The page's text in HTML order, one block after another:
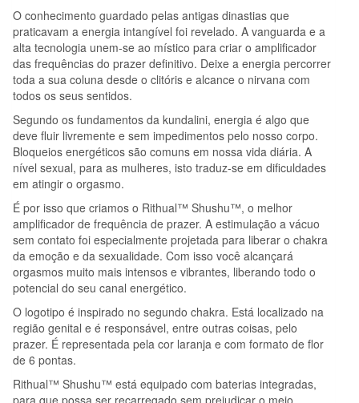
O conhecimento guardado pelas antigas dinastias que
praticavam a energia intangível foi revelado. A vanguarda e a
alta tecnologia unem-se ao místico para criar o amplificador
das frequências do prazer definitivo. Deixe a energia percorrer
toda a sua coluna desde o clitóris e alcance o nirvana com
todos os seus sentidos.
Segundo os fundamentos da kundalini, energia é algo que
deve fluir livremente e sem impedimentos pelo nosso corpo.
Bloqueios energéticos são comuns em nossa vida diária. A
nível sexual, para as mulheres, isto traduz-se em dificuldades
em atingir o orgasmo.
É por isso que criamos o Rithual™ Shushu™, o melhor
amplificador de frequência de prazer. A estimulação a vácuo
sem contato foi especialmente projetada para liberar o chakra
da emoção e da sexualidade. Com isso você alcançará
orgasmos muito mais intensos e vibrantes, liberando todo o
potencial do seu canal energético.
O logotipo é inspirado no segundo chakra. Está localizado na
região genital e é responsável, entre outras coisas, pelo
prazer. É representada pela cor laranja e com formato de flor
de 6 pontas.
Rithual™ Shushu™ está equipado com baterias integradas,
para que possa ser recarregado sem prejudicar o meio